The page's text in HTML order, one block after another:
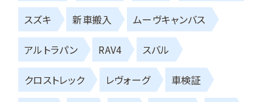
スズキ 新車搬入 ムーヴキャンバス
アルトラパン RAV4 スバル
クロストレック レヴォーグ 車検証